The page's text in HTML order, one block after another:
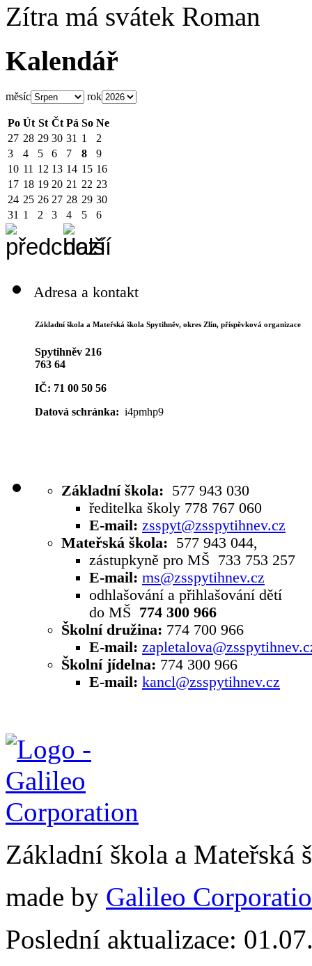
Zítra má svátek Roman
Kalendář
měsíc rok
Po Út St Čt Pá So Ne
27 28 29 30 31 1
2
3
4 5 6 7 8
9
10 11 12 13 14 15 16
17 18 19 20 21 22 23
24 25 26 27 28 29 30
31 1 2 3 4 5 6
Adresa a kontakt
Základní škola a Mateřská škola Spytihněv, okres Zlín, příspěvková organizace
Spytihněv 216
763 64
IČ: 71 00 50 56
Datová schránka: i4pmhp9
Základní škola: 577 943 030
ředitelka školy 778 767 060
E-mail: zsspyt@zsspytihnev.cz
Mateřská škola: 577 943 044,
zástupkyně pro MŠ 733 753 257
E-mail: ms@zsspytihnev.cz
odhlašování a přihlašování dětí
do MŠ 774 300 966
Školní družina: 774 700 966
E-mail:
Školní jídelna: 774 300 966
E-mail: kancl@zsspytihnev.cz
Základní škola a
made by Galileo
Poslední aktualizace: